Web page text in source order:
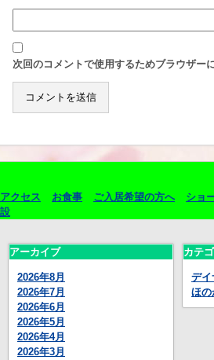
次回のコメントで使用するためブラウザー
アクセス お食事 ご入居希望の方へ ショ
設
アーカイブ
2026年8月
2026年7月
2026年6月
2026年5月
2026年4月
2026年3月
カテ
デイ
ほの